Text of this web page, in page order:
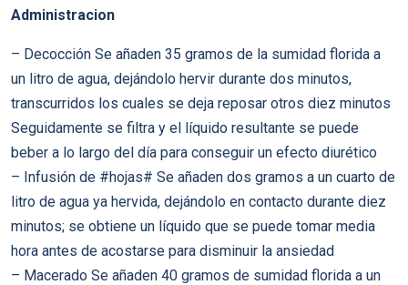
Administracion
– Decocción Se añaden 35 gramos de la sumidad florida a
un litro de agua, dejándolo hervir durante dos minutos,
transcurridos los cuales se deja reposar otros diez minutos
Seguidamente se filtra y el líquido resultante se puede
beber a lo largo del día para conseguir un efecto diurético
– Infusión de #hojas# Se añaden dos gramos a un cuarto de
litro de agua ya hervida, dejándolo en contacto durante diez
minutos; se obtiene un líquido que se puede tomar media
hora antes de acostarse para disminuir la ansiedad
– Macerado Se añaden 40 gramos de sumidad florida a un